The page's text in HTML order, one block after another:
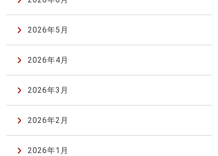
2026年5月
2026年4月
2026年3月
2026年2月
2026年1月